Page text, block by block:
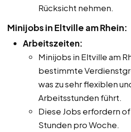
Rücksicht nehmen.
Minijobs in Eltville am Rhein:
Arbeitszeiten:
Minijobs in Eltville am
bestimmte
was zu sehr flexiblen
Arbeitsstunden führt.
Diese Jobs erfordern
Stunden pro Woche.